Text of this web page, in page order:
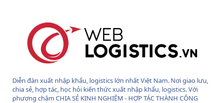
Diễn đàn xuất nhập khẩu, logistics lớn nhất Việt Nam. Nơi giao lưu,
chia sẻ, hợp tác, học hỏi kiến thức xuất nhập khẩu, logistics. Với
phương châm CHIA SẺ KINH NGHIỆM - HỢP TÁC THÀNH CÔNG